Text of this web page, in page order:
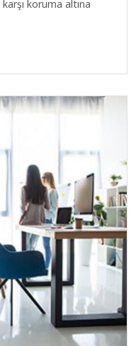
koruma altına